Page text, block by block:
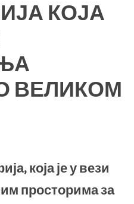
КОЈА
ВЕЛИКОМ
која је у вези
просторима за